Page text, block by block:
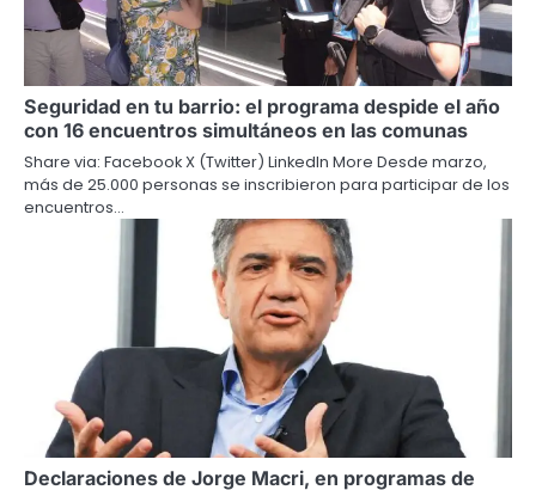
Seguridad en tu barrio: el programa despide el año
con 16 encuentros simultáneos en las comunas
Share via: Facebook X (Twitter) LinkedIn More Desde marzo,
más de 25.000 personas se inscribieron para participar de los
encuentros…
Declaraciones de Jorge Macri, en programas de